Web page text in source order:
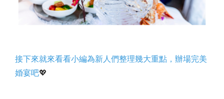
接下來就來看看小編為新人們整理幾大重點，辦場完美
婚宴吧💖